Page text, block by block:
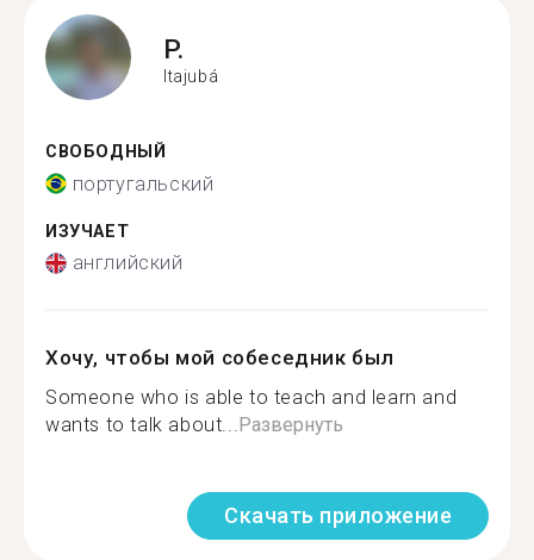
P.
Itajubá
СВОБОДНЫЙ
португальский
ИЗУЧАЕТ
английский
Хочу, чтобы мой собеседник был
Someone who is able to teach and learn and
wants to talk about...Развернуть
Скачать приложение